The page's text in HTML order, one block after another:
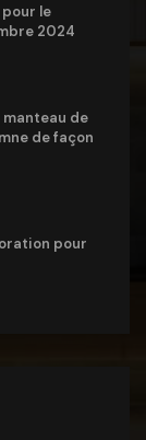
le
2024
de
de façon
pour